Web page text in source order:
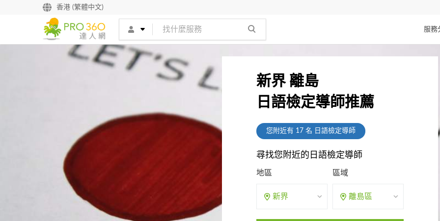
香港 (繁體中文)
服務
新界 離島
日語檢定導師推薦
您附近有 17 名 日語檢定導師
尋找您附近的日語檢定導師
地區
新界
區域
離島區